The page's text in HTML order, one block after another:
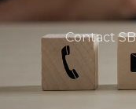
Contact